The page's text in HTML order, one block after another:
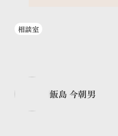
相談室
飯島 今朝男